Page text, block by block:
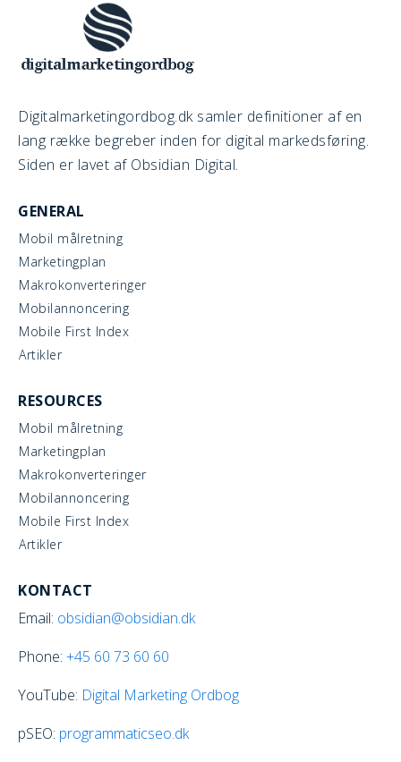
Digitalmarketingordbog.dk samler definitioner af en
lang række begreber inden for digital markedsføring.
Siden er lavet af Obsidian Digital.
GENERAL
Mobil målretning
Marketingplan
Makrokonverteringer
Mobilannoncering
Mobile First Index
Artikler
RESOURCES
Mobil målretning
Marketingplan
Makrokonverteringer
Mobilannoncering
Mobile First Index
Artikler
KONTACT
Email: obsidian@obsidian.dk
Phone: +45 60 73 60 60
YouTube: Digital Marketing Ordbog
pSEO: programmaticseo.dk